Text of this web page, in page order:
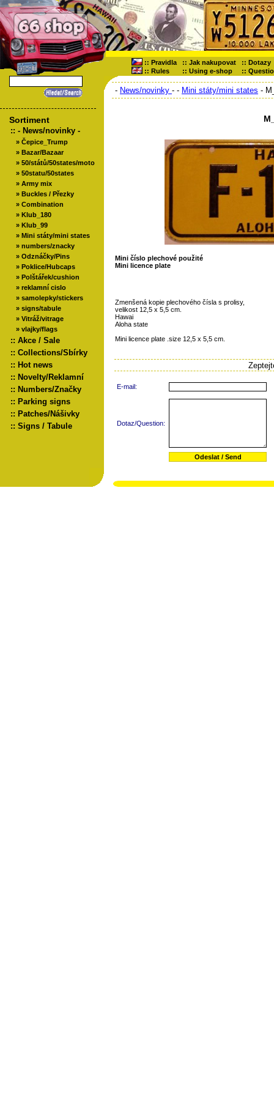
:: Pravidla :: Jak nakupovat :: Dotazy
:: Rules :: Using e-shop ::
Sortiment
:: - News/novinky -
» Čepice_Trump
» Bazar/Bazaar
» 50/států/50states/moto
» 50statu/50states
» Army mix
» Buckles / Přezky
» Combination
» Klub_180
» Klub_99
» Mini státy/mini states
» numbers/znacky
» Odznáčky/Pins
» Poklice/Hubcaps
» Polštářek/cushion
» reklamní cislo
» samolepky/stickers
» signs/tabule
» Vitráž/vitrage
» vlajky/flags
:: Akce / Sale
:: Collections/Sbírky
:: Hot news
:: Novelty/Reklamní
:: Numbers/Značky
:: Parking signs
:: Patches/Nášivky
:: Signs / Tabule
- News/novinky - - Mini státy/mini states -
Mini číslo plechové použité
Mini licence plate
Zmenšená kopie plechového čísla s prolisy,
velikost 12,5 x 5,5 cm.
Hawai
Aloha state
Mini licence plate .size 12,5 x 5,5 cm.
E-mail:
Dotaz/Question: